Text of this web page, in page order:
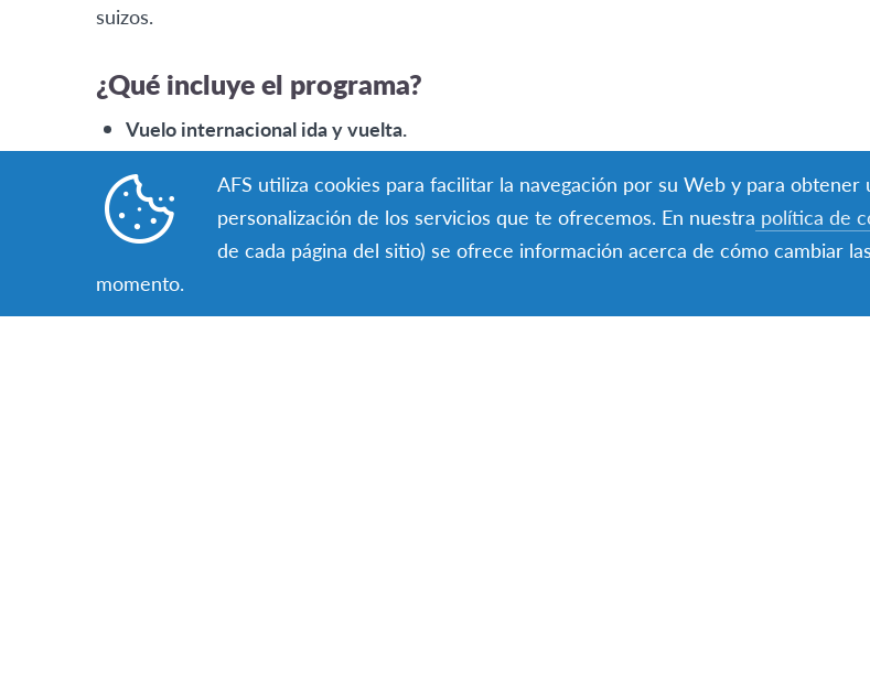
suizos.
¿Qué incluye el programa?
Vuelo internacional ida y vuelta.
Seguro médico con cobertura de hasta medio millón dólares (500.000 $) para casos
de accidente o enfermedad
Recogida y traslado al/desde el aeropuerto por parte del voluntariado y personal de
AFS en tu país anfitrión.
Asesoramiento y asistencia para la obtención de visados.
AFS utiliza cookies para facilitar la navegación por su Web y para obtener
personalización de los servicios que te ofrecemos. En nuestra política de
de cada página del sitio) se ofrece información acerca de cómo cambiar
momento.